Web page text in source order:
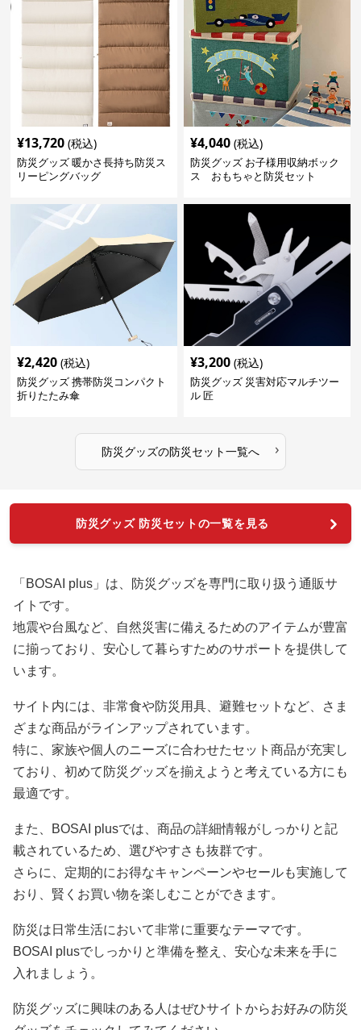
¥13,720 (税込)
防災グッズ 暖かさ長持ち防災ス
リーピングバッグ
¥4,040 (税込)
防災グッズ お子様用収納ボック
ス おもちゃと防災セット
¥2,420 (税込)
防災グッズ 携帯防災コンパクト
折りたたみ傘
¥3,200 (税込)
防災グッズ 災害対応マルチツー
ル 匠
防災グッズの防災セット一覧へ ›
防災グッズ 防災セットの一覧を見る
「BOSAI plus」は、防災グッズを専門に取り扱う通販サ
イトです。
地震や台風など、自然災害に備えるためのアイテムが豊富
に揃っており、安心して暮らすためのサポートを提供して
います。
サイト内には、非常食や防災用具、避難セットなど、さま
ざまな商品がラインアップされています。
特に、家族や個人のニーズに合わせたセット商品が充実し
ており、初めて防災グッズを揃えようと考えている方にも
最適です。
また、BOSAI plusでは、商品の詳細情報がしっかりと記
載されているため、選びやすさも抜群です。
さらに、定期的にお得なキャンペーンやセールも実施して
おり、賢くお買い物を楽しむことができます。
防災は日常生活において非常に重要なテーマです。
BOSAI plusでしっかりと準備を整え、安心な未来を手に
入れましょう。
防災グッズに興味のある人はぜひサイトからお好みの防災